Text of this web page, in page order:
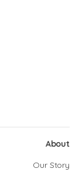
About
Our Story